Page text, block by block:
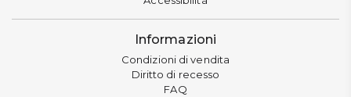
Informazioni
Condizioni di vendita
Diritto di recesso
FAQ